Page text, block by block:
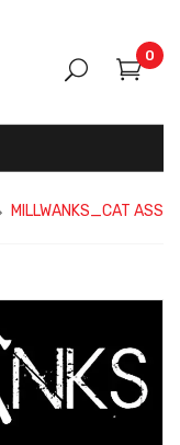
0
MILLWANKS_CAT ASS